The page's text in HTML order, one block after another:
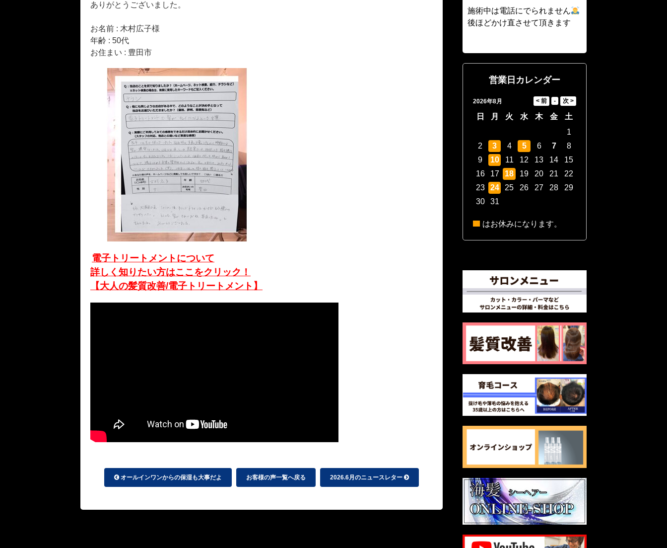
ありがとうございました。
お名前 : 木村広子様
年齢 : 50代
お住まい : 豊田市
電子トリートメントについて
詳しく知りたい方はここをクリック！
【大人の髪質改善/電子トリートメント】
オールインワンからの保湿も大事だよ お客様の声一覧へ戻る 2026.6月のニュースレター
施術中は電話にでられません
後ほどかけ直させて頂きます
営業日カレンダー
2026年8月
日 月 火 水 木 金
土
1
2
3 4 5 6 7
8
9
10 11 12 13 14
15
16
17 18 19 20 21
22
23
24 25 26 27 28
29
30
31
はお休みになります。